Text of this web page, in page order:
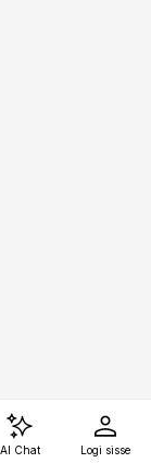
AI Chat Logi sisse